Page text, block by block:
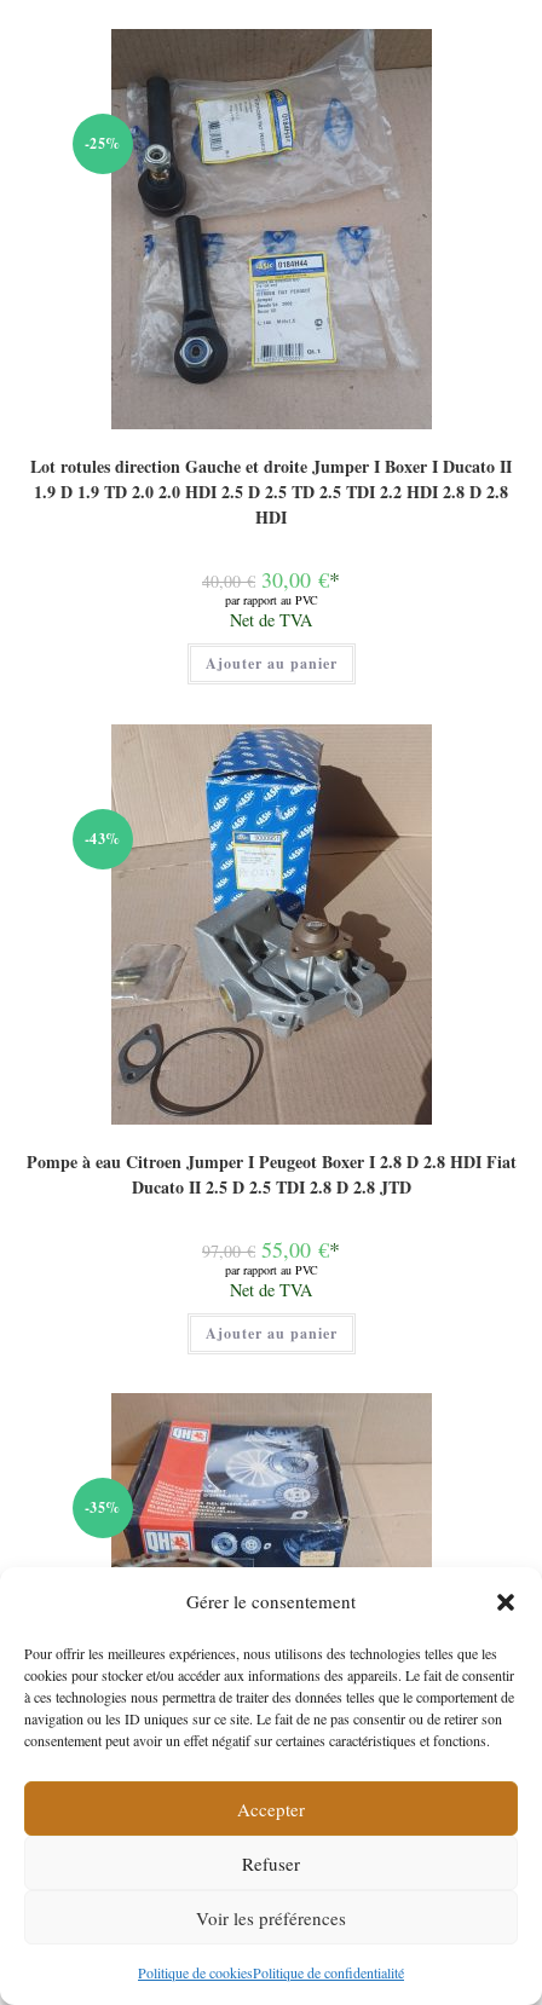
Gérer le consentement
Pour offrir les meilleures expériences, nous utilisons des technologies telles que les
cookies pour stocker et/ou accéder aux informations des appareils. Le fait de consentir
à ces technologies nous permettra de traiter des données telles que le comportement de
navigation ou les ID uniques sur ce site. Le fait de ne pas consentir ou de retirer son
consentement peut avoir un effet négatif sur certaines caractéristiques et fonctions.
Accepter
Refuser
Voir les préférences
Politique de cookiesPolitique de confidentialité
-25%
Lot rotules direction Gauche et droite Jumper I Boxer I Ducato II
1.9 D 1.9 TD 2.0 2.0 HDI 2.5 D 2.5 TD 2.5 TDI 2.2 HDI 2.8 D 2.8
HDI
40,00€ Le
prix
initial
était :
40,00 €.
30,00 €*
par rapport au PVC
Le
prix
actuel
est :
30,00 €.
Net de TVA
Ajouter au panier
-43%
Pompe à eau Citroen Jumper I Peugeot Boxer I 2.8 D 2.8 HDI Fiat
Ducato II 2.5 D 2.5 TDI 2.8 D 2.8 JTD
97,00€ Le
prix
initial
était :
97,00 €.
55,00 €*
par rapport au PVC
Le
prix
actuel
est :
55,00 €.
Net de TVA
Ajouter au panier
-35%
Kit embrayage 3 pièces Citroen Jumper I 2.8 HDI Peugeot Boxer I
2.8 HDI Fiat Ducato II 2.8 JTD
276,00€ Le
prix
était :
276,00 €.
180,00€*
prix
actuel